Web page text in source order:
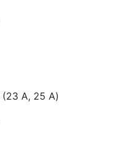
(23 A, 25 A)